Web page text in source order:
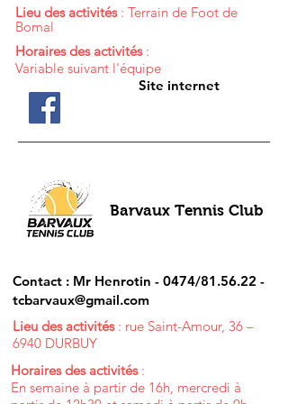
Lieu des activités : Terrain de Foot de
Bomal
Horaires des activités :
Variable suivant l'équipe
Site internet
Barvaux Tennis Club
Contact : Mr Henrotin - 0474/81.56.22 -
tcbarvaux@gmail.com
Lieu des activités : rue Saint-Amour, 36 –
6940 DURBUY
Horaires des activités :
En semaine à partir de 16h, mercredi à